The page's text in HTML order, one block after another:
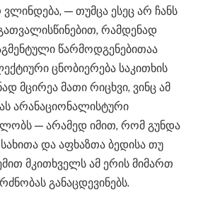
— თუმცა ესეც არ ჩანს
რამდენად
წარმოდგენებითაა
ცნობიერება საკითხის
მცირეა მათი რიცხვი, ვინც ამ
არანაციონალისტური
— არამედ იმით, რომ გუნდა
და აფხაზთა ბედისა თუ
მკითხველს ამ ერის მიმართ
განაცდევინებს.